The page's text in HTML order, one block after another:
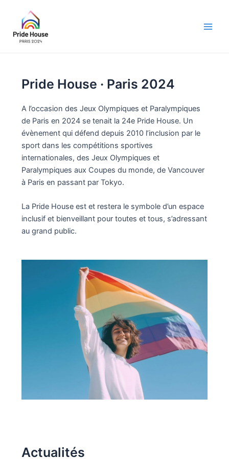
contenu
Pride House · Paris 2024
A l’occasion des Jeux Olympiques et Paralympiques
de Paris en 2024 se tenait la 24e Pride House. Un
évènement qui défend depuis 2010 l’inclusion par le
sport dans les compétitions sportives
internationales, des Jeux Olympiques et
Paralympiques aux Coupes du monde, de Vancouver
à Paris en passant par Tokyo.
La Pride House est et restera le symbole d’un espace
inclusif et bienveillant pour toutes et tous, s’adressant
au grand public.
Actualités